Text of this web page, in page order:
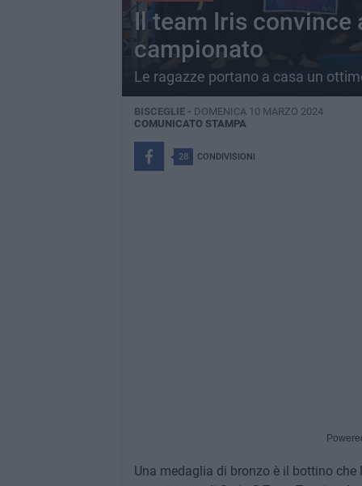
Il team Iris convince
campionato
Le ragazze portano a casa un
BISCEGLIE - DOMENICA 10 MARZO 2024
COMUNICATO STAMPA
28 CONDIVISIONI
Una medaglia di bronzo è il bottino